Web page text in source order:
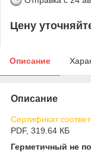
Цену
Описание
Описание
Сертификат
PDF, 319.64 КБ
Герметичный не